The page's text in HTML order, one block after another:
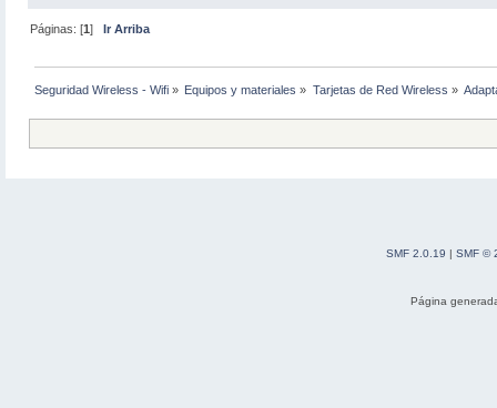
Páginas: [1]Ir Arriba
Seguridad Wireless - Wifi » Equipos y materiales » Tarjetas de Red Wireless »
SMF 2.0.19 | SMF ©
Página